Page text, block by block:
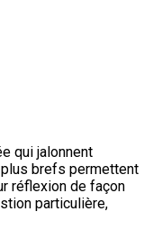
qui jalonnent
brefs permettent
réflexion de façon
particulière,